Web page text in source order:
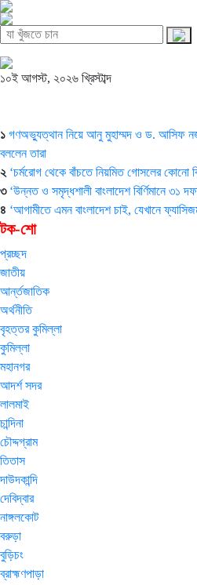
১০ই আগস্ট, ২০২৬ খ্রিস্টাব্দ
১ গণঅভ্যুত্থান নিয়ে আনু মুহাম্মদ ও ড. আসিফ
বললেন তারা
২ ‘চর্মরোগ থেকে বাঁচতে নিয়মিত গোসলের কোনো
৩ ‘উন্নত ও সমৃদ্ধশালী বাংলাদেশ বির্ণিমানে ৩১
৪ ‘আগামীতে এমন বাংলাদেশ চাই, যেখানে
টক-শো
প্রচ্ছদ
জাতীয়
আর্ন্তজাতিক
অর্থনীতি
বৃহত্তর কুমিল্লা
কুমিল্লা
মহানগর
আদর্শ সদর
লালমাই
চান্দিনা
চৌদ্দগ্রাম
তিতাস
দাউদকান্দি
দেবিদ্বার
নাঙ্গলকোট
বরুড়া
বুড়িচং
ব্রাহ্মণপাড়া